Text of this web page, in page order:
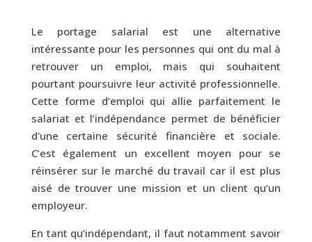
Le portage salarial est une alternative
intéressante pour les personnes qui ont du mal à
retrouver un emploi, mais qui souhaitent
pourtant poursuivre leur activité professionnelle.
Cette forme d’emploi qui allie parfaitement le
salariat et l’indépendance permet de bénéficier
d'une certaine sécurité financière et sociale.
C’est également un excellent moyen pour se
réinsérer sur le marché du travail car il est plus
aisé de trouver une mission et un client qu’un
employeur.
En tant qu’indépendant, il faut notamment savoir